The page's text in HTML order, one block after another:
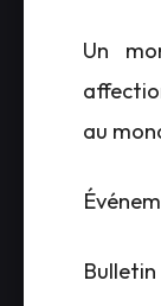
Un
au
Bulletin